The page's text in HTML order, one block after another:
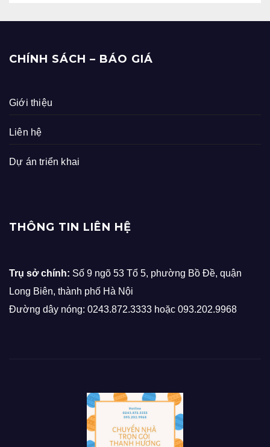
CHÍNH SÁCH – BÁO GIÁ
Giới thiệu
Liên hệ
Dự án triển khai
THÔNG TIN LIÊN HỆ
Trụ sở chính: Số 9 ngõ 53 Tổ 5, phường Bồ Đề, quận
Long Biên, thành phố Hà Nội
Đường dây nóng: 0243.872.3333 hoặc 093.202.9968